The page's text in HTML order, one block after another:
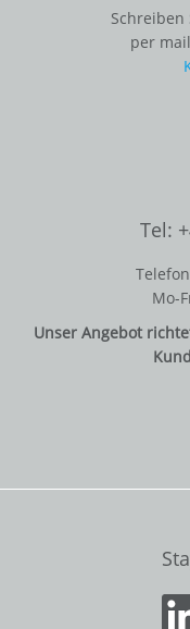
Schreiben
per
Tel:
Mo-
Unser Angebot